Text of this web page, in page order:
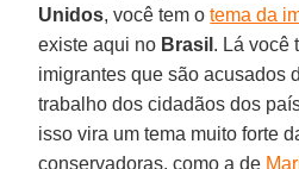
Unidos, você tem otema da
existe aqui no Brasil . Lá você
imigrantes que são acusados
trabalho dos cidadãos dos
isso vira um tema muito forte
conservadoras, como a de